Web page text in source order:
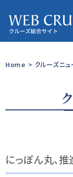
Home > クルーズニ
にっぽん丸、